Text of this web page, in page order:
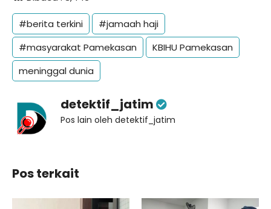
#berita terkini
#jamaah haji
#masyarakat Pamekasan
KBIHU Pamekasan
meninggal dunia
detektif_jatim
Pos lain oleh detektif_jatim
Pos terkait